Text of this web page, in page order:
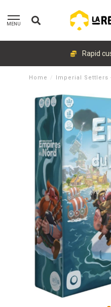
MENU
Rapid
Home / Imperial Settlers